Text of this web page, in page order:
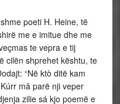
poeti H. Heine, të
me e imitue dhe me
te vepra e tij
cilën shprehet kështu, te
“Në ktò ditë kam
mâ parë nji veper
zilie sá kjo poemë e